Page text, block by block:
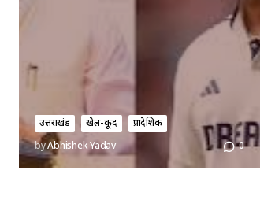
उत्तराखंड खेल-कूद
प्रादेशिक
byAbhishek Yadav 0